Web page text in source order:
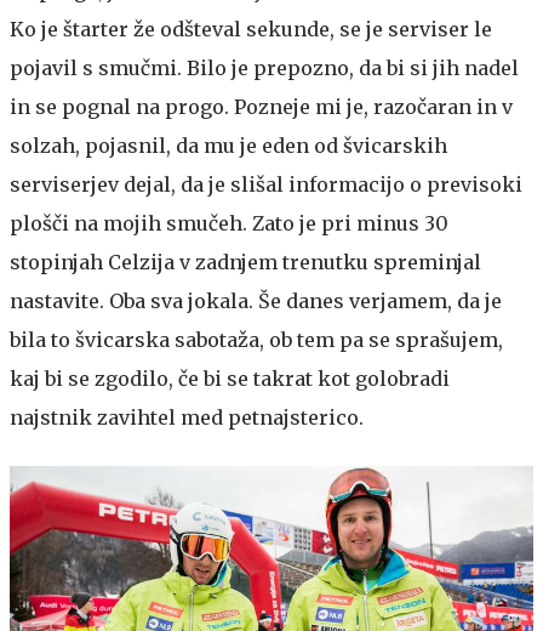
Ko je štarter že odšteval sekunde, se je serviser le
pojavil s smučmi. Bilo je prepozno, da bi si jih nadel
in se pognal na progo. Pozneje mi je, razočaran in v
solzah, pojasnil, da mu je eden od švicarskih
serviserjev dejal, da je slišal informacijo o previsoki
plošči na mojih smučeh. Zato je pri minus 30
stopinjah Celzija v zadnjem trenutku spreminjal
nastavite. Oba sva jokala. Še danes verjamem, da je
bila to švicarska sabotaža, ob tem pa se sprašujem,
kaj bi se zgodilo, če bi se takrat kot golobradi
najstnik zavihtel med petnajsterico.